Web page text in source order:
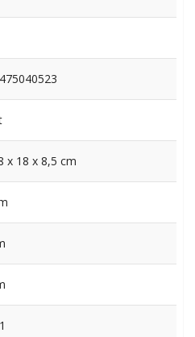
x 18 x 8,5 cm